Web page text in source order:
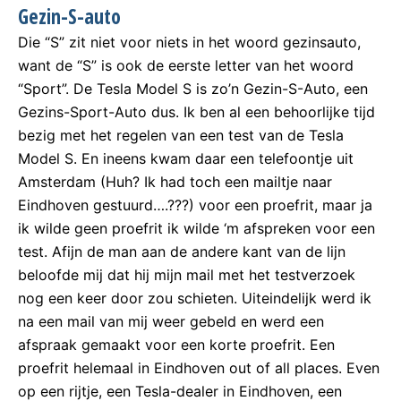
Gezin-S-auto
Die “S” zit niet voor niets in het woord gezinsauto,
want de “S” is ook de eerste letter van het woord
“Sport”. De Tesla Model S is zo’n Gezin-S-Auto, een
Gezins-Sport-Auto dus. Ik ben al een behoorlijke tijd
bezig met het regelen van een test van de Tesla
Model S. En ineens kwam daar een telefoontje uit
Amsterdam (Huh? Ik had toch een mailtje naar
Eindhoven gestuurd….???) voor een proefrit, maar ja
ik wilde geen proefrit ik wilde ‘m afspreken voor een
test. Afijn de man aan de andere kant van de lijn
beloofde mij dat hij mijn mail met het testverzoek
nog een keer door zou schieten. Uiteindelijk werd ik
na een mail van mij weer gebeld en werd een
afspraak gemaakt voor een korte proefrit. Een
proefrit helemaal in Eindhoven out of all places. Even
op een rijtje, een Tesla-dealer in Eindhoven, een